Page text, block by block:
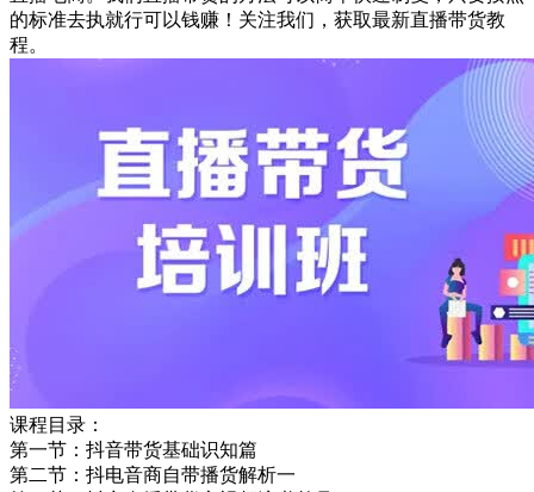
的标准去执就行‬可以钱赚‬！关注我们，获取最新直播带货教
程。
课程目录：
第一节：抖音‬带货基础识知‬篇
第二节：抖电音‬商自带播‬货解析一